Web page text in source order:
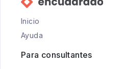
Inicio
Ayuda
Para consultantes